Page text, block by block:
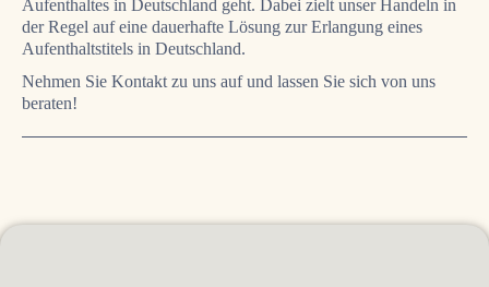
Aufenthaltes in Deutschland geht. Dabei zielt unser Handeln in
der Regel auf eine dauerhafte Lösung zur Erlangung eines
Aufenthaltstitels in Deutschland.
Nehmen Sie Kontakt zu uns auf und lassen Sie sich von uns
beraten!